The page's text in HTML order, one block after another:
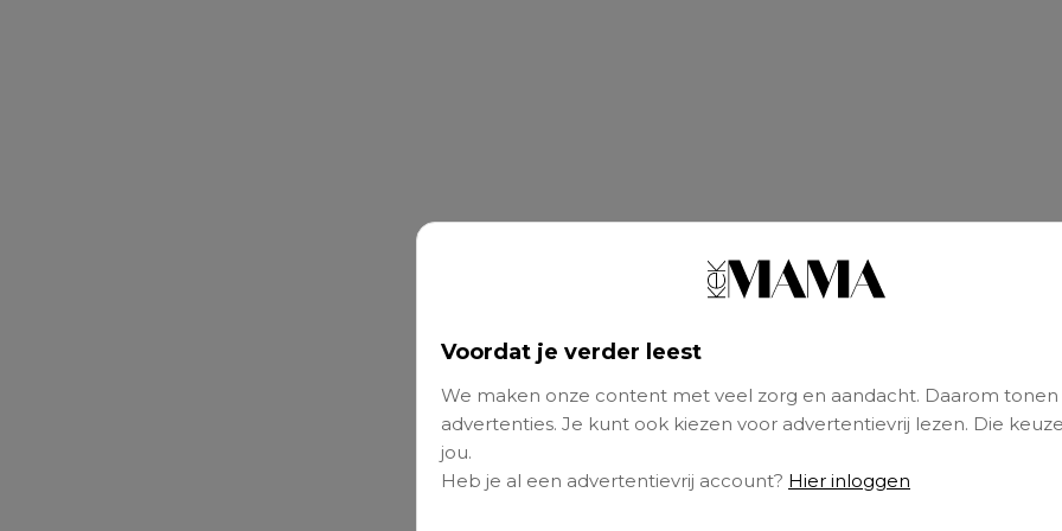
Voordat je verder leest
We maken onze content met veel zorg en aandacht. Daarom tonen
advertenties. Je kunt ook kiezen voor advertentievrij lezen. Die
jou.
Heb je al een advertentievrij account? Hier inloggen